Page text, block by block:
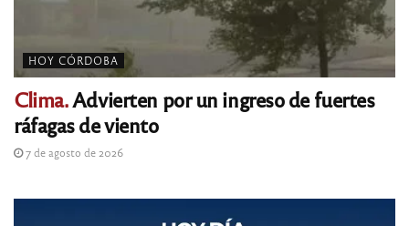
HOY CÓRDOBA
Clima.Advierten por un ingreso de fuertes
ráfagas de viento
7 de agosto de 2026